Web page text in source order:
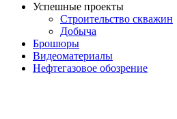
Успешные проекты
Строительство скважин
Добыча
Брошюры
Видеоматериалы
Нефтегазовое обозрение